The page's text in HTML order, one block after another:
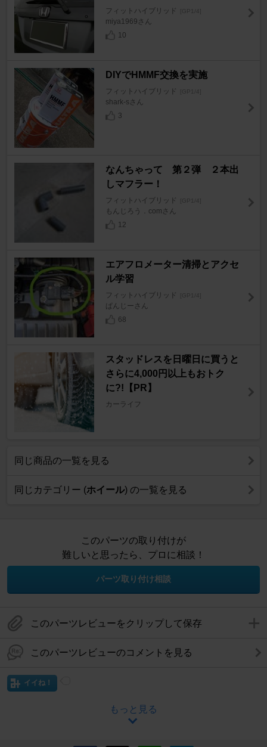
フィットハイブリッド [GP1/4]
miya1969さん
10
DIYでHMMF交換を実施
フィットハイブリッド [GP1/4]
shark-sさん
3
なんちゃって 第２弾 ２本出
しマフラー！
フィットハイブリッド [GP1/4]
もんじろう．comさん
12
エアフロメーター清掃とアクセ
ル学習
フィットハイブリッド [GP1/4]
ぱんじーさん
68
スタッドレスを日曜日に買うと
さらに4,000円以上もおトク
に?!【PR】
カーライフ
同じ商品の一覧を見る
同じカテゴリー (ホイール) の一覧を見る
このパーツの取り付けが
難しいと思ったら、プロに相談！
パーツ取り付け相談
このパーツレビューをクリップして保存
このパーツレビューのコメントを見る
イイね！
もっと見る